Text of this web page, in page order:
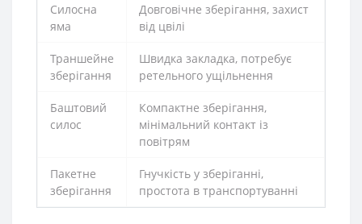
Силосна
яма
Довговічне зберігання, захист
від цвілі
Траншейне
зберігання
Швидка закладка, потребує
ретельного ущільнення
Баштовий
силос
Компактне зберігання,
мінімальний контакт із
повітрям
Пакетне
зберігання
Гнучкість у зберіганні,
простота в транспортуванні